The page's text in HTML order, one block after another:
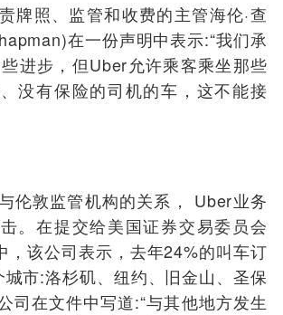
牌照、监管和收费的主管海伦·查
在一份声明中表示:“我们承
进步，但Uber允许乘客乘坐那些
没有保险的司机的车，这不能接
伦敦监管机构的关系， Uber业务
。在提交给美国证券交易委员会
，该公司表示，去年24%的叫车订
市:洛杉矶、纽约、旧金山、圣保
司在文件中写道:“与其他地方发生